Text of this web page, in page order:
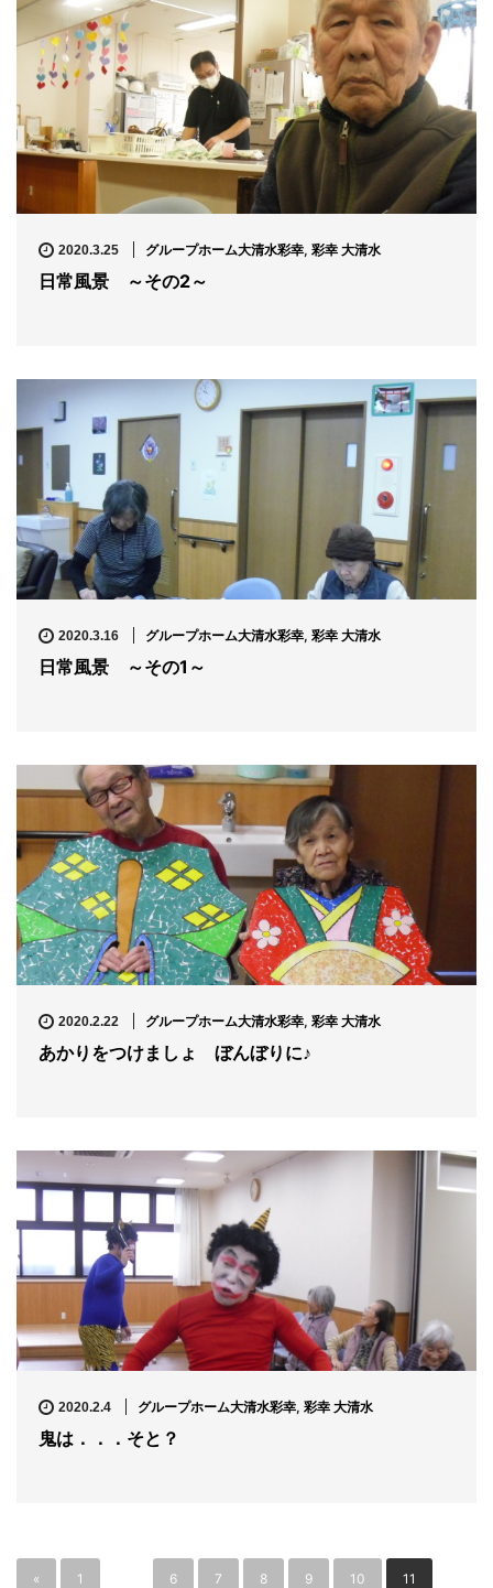
2020.3.25 グループホーム大清水彩幸, 彩幸 大清水
日常風景 ～その2～
2020.3.16 グループホーム大清水彩幸, 彩幸 大清水
日常風景 ～その1～
2020.2.22 グループホーム大清水彩幸, 彩幸 大清水
あかりをつけましょ ぼんぼりに♪
2020.2.4 グループホーム大清水彩幸, 彩幸 大清水
鬼は．．．そと？
« 1 6 7 8 9 10 11